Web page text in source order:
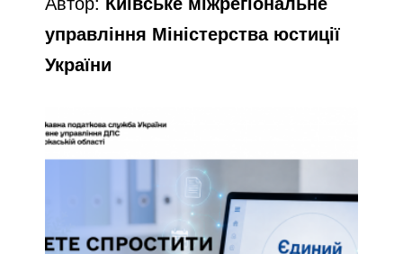
управління Міністерства юстиції
України